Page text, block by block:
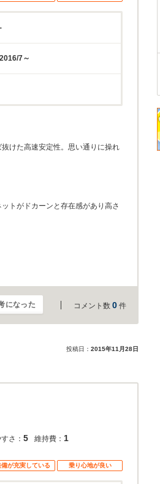
-
2016/7～
けた高速安定性。思い通りに操れ
トがドカーンと存在感があり高さ
になった コメント数 0 件
投稿日： 2015年11月28日
さ： 5 維持費： 1
備が充実している 乗り心地が良い